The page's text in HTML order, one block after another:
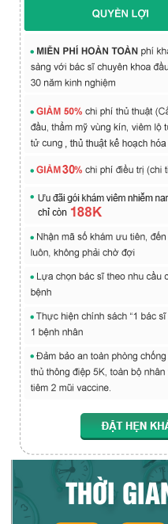
THỜI